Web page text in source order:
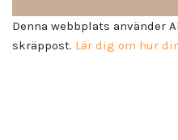
Denna webbplats använder
skräppost. Lär dig om hur